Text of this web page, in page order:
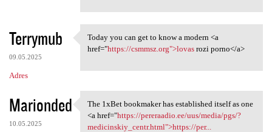
a
r
z
Terrymub
09.05.2025
Adres
Today you can get to know a
Today you can get to know a modern <a
href="https://csmmsz.org">lovasrozi porno</a>
Marionded
10.05.2025
The 1xBet bookmaker has
The 1xBet bookmaker has established itself as one
<a href="https://pereraadio.ee/uus/media/pgs/?
medicinskiy_centr.html">https://per...